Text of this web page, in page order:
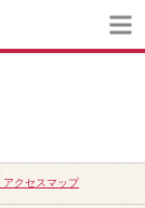
アクセスマップ